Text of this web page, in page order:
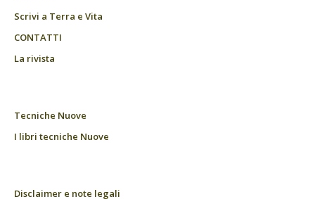
Scrivi a Terra e Vita
CONTATTI
La rivista
Tecniche Nuove
I libri tecniche Nuove
Disclaimer e note legali